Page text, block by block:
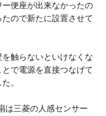
便座が出来なかったの
ので新たに設置させて
触らないといけなくな
で電源を直接つなげて
。
は三菱の人感センサー